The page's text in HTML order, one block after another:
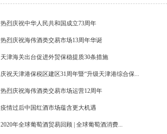
热烈庆祝中华人民共和国成立73周年
热烈庆祝海伟酒类交易市场13周年华诞
天津海关出台促进外贸保稳提质30条措施
庆祝天津港保税区建区31周年暨“升级天津港综合保...
热烈庆祝海伟酒类交易市场运营12周年
疫情过后中国红酒市场蕴含更大机遇
2020年全球葡萄酒贸易回顾 | 全球葡萄酒消费...